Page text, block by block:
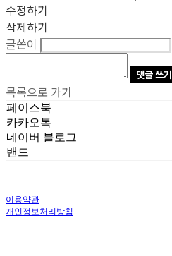
수정하기
삭제하기
글쓴이
댓글 쓰기
목록으로 가기
페이스북
카카오톡
네이버 블로그
밴드
이용약관
개인정보처리방침